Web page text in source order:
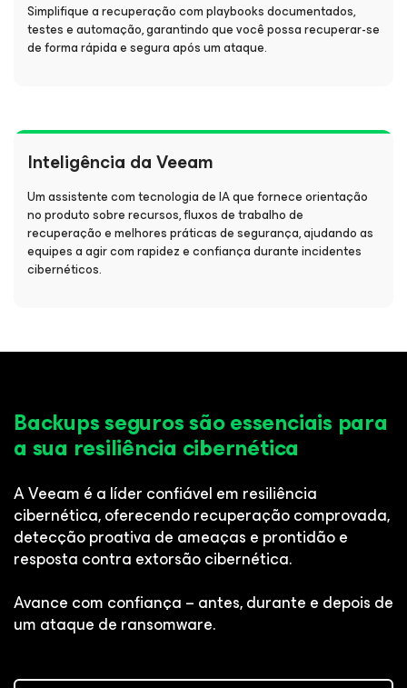
Simplifique a recuperação com playbooks documentados,
testes e automação, garantindo que você possa recuperar-se
de forma rápida e segura após um ataque.
Inteligência da Veeam
Um assistente com tecnologia de IA que fornece orientação
no produto sobre recursos, fluxos de trabalho de
recuperação e melhores práticas de segurança, ajudando as
equipes a agir com rapidez e confiança durante incidentes
cibernéticos.
Backups seguros são essenciais para
a sua resiliência cibernética
A Veeam é a líder confiável em resiliência
cibernética, oferecendo recuperação comprovada,
detecção proativa de ameaças e prontidão e
resposta contra extorsão cibernética.
Avance com confiança – antes, durante e depois de
um ataque de ransomware.